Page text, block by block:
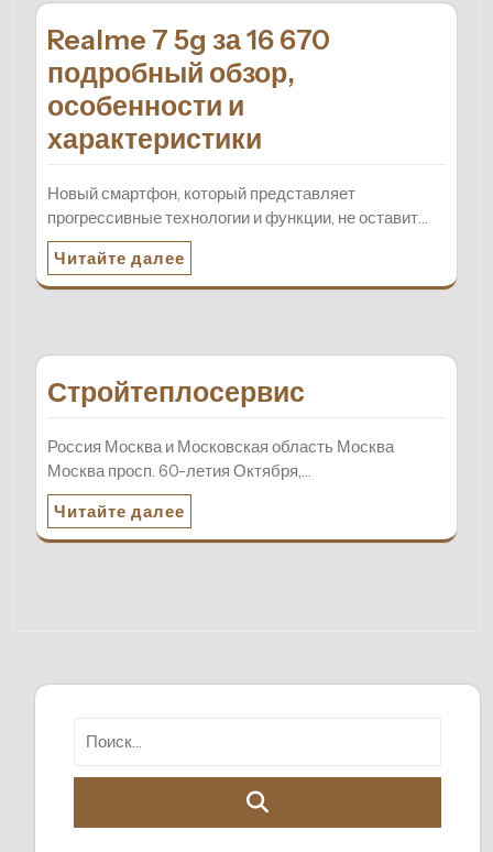
Realme 7 5g за 16 670
подробный обзор,
особенности и
характеристики
Новый смартфон, который представляет
прогрессивные технологии и функции, не оставит…
Читайте далее
Стройтеплосервис
Россия Москва и Московская область Москва
Москва просп. 60-летия Октября,…
Читайте далее